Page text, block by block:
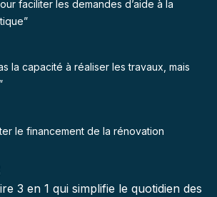
faciliter les demandes d’aide à la
la capacité à réaliser les travaux, mais
le financement de la rénovation
3 en 1 qui simplifie le quotidien des